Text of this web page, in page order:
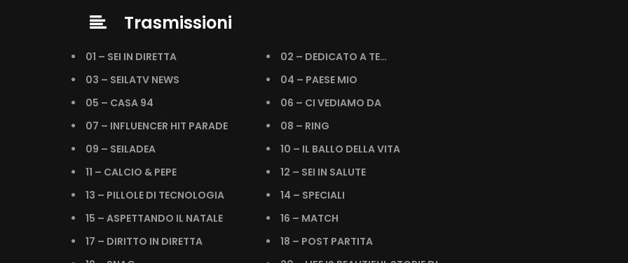
Trasmissioni
01 – SEI IN DIRETTA
02 – DEDICATO A TE…
03 – SEILATV NEWS
04 – PAESE MIO
05 – CASA 94
06 – CI VEDIAMO DA
07 – INFLUENCER HIT PARADE
08 – RING
09 – SEILADEA
10 – IL BALLO DELLA VITA
11 – CALCIO & PEPE
12 – SEI IN SALUTE
13 – PILLOLE DI TECNOLOGIA
14 – SPECIALI
15 – ASPETTANDO IL NATALE
16 – MATCH
17 – DIRITTO IN DIRETTA
18 – POST PARTITA